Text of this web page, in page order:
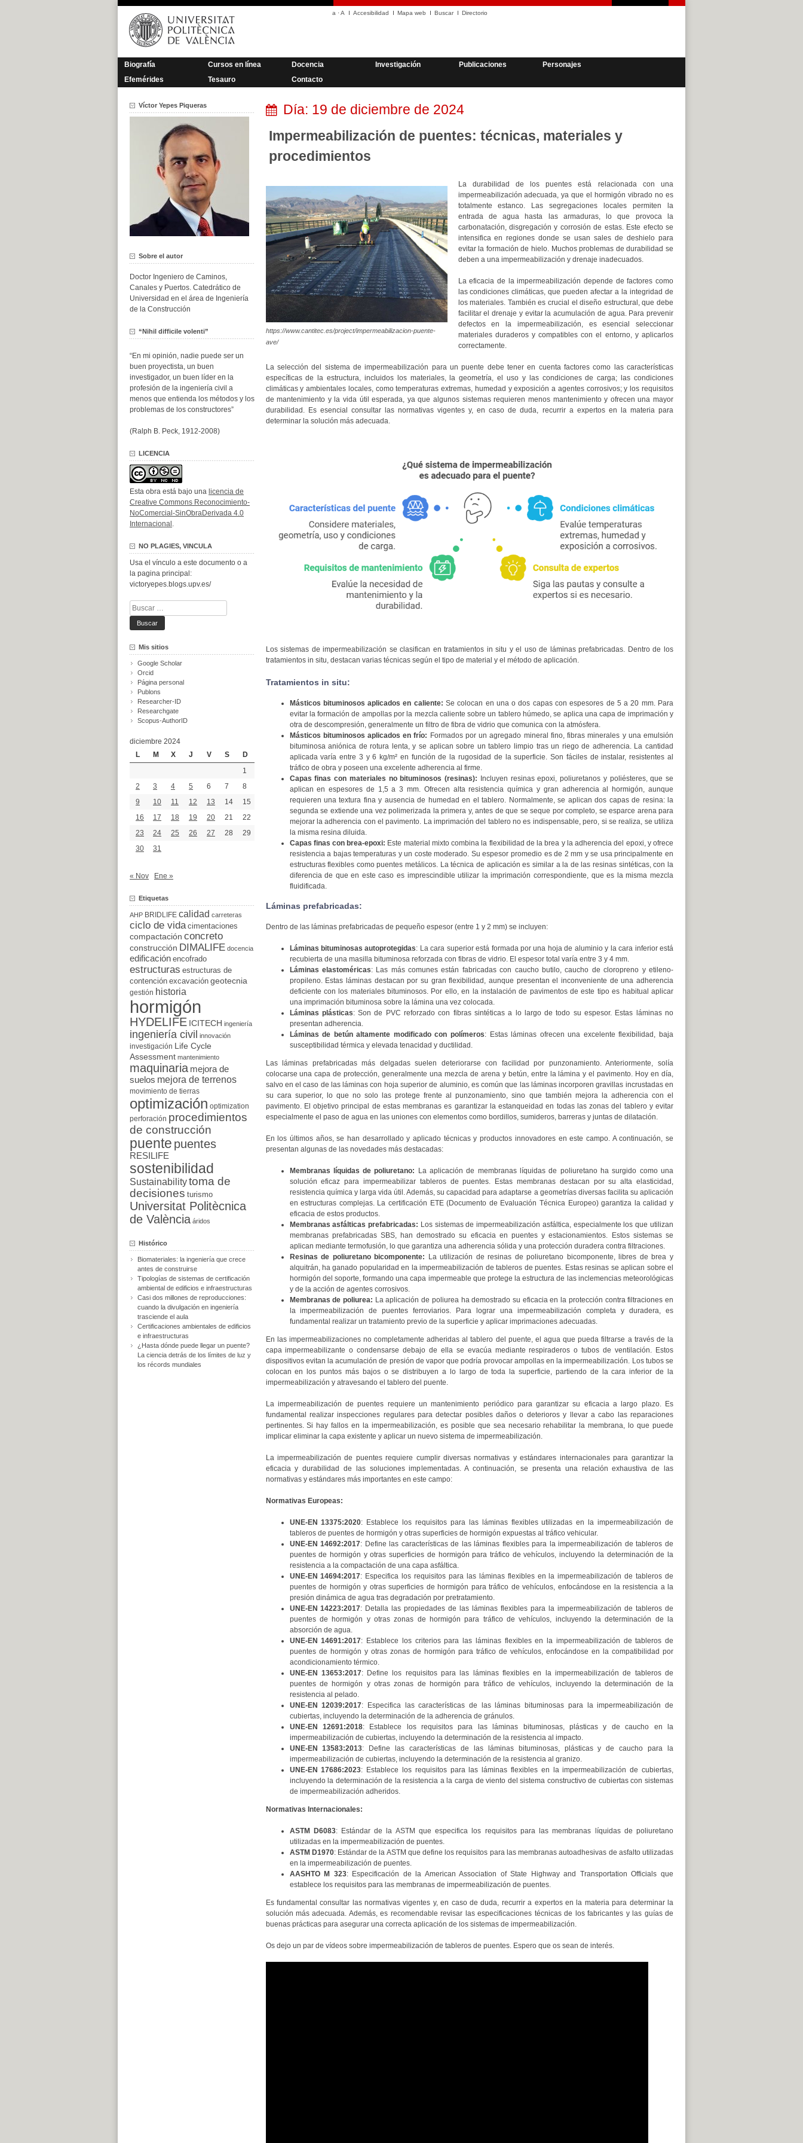
Saltar
contenido
a ·A Accesibilidad Mapa web Buscar Directorio
Biografía Cursos en línea Docencia Investigación Publicaciones
Personajes
Efemérides
Tesauro Contacto
Día: 19 de diciembre de 2024
Impermeabilización de puentes: técnicas, materiales y
procedimientos
https://www.cantitec.es/project/impermeabilizacion-puente-
ave/
La durabilidad de los puentes está relacionada con una
impermeabilización adecuada, ya que el hormigón vibrado no es
totalmente estanco. Las segregaciones locales permiten la
entrada de agua hasta las armaduras, lo que provoca la
carbonatación, disgregación y corrosión de estas. Este efecto se
intensifica en regiones donde se usan sales de deshielo para
evitar la formación de hielo. Muchos problemas de durabilidad se
deben a una impermeabilización y drenaje inadecuados.
La eficacia de la impermeabilización depende de factores como
las condiciones climáticas, que pueden afectar a la integridad de
los materiales. También es crucial el diseño estructural, que debe
facilitar el drenaje y evitar la acumulación de agua. Para prevenir
defectos en la impermeabilización, es esencial seleccionar
materiales duraderos y compatibles con el entorno, y aplicarlos
correctamente.
La selección del sistema de impermeabilización para un puente debe tener en cuenta factores como las características
específicas de la estructura, incluidos los materiales, la geometría, el uso y las condiciones de carga; las condiciones
climáticas y ambientales locales, como temperaturas extremas, humedad y exposición a agentes corrosivos; y los requisitos
de mantenimiento y la vida útil esperada, ya que algunos sistemas requieren menos mantenimiento y ofrecen una mayor
durabilidad. Es esencial consultar las normativas vigentes y, en caso de duda, recurrir a expertos en la materia para
determinar la solución más adecuada.
Los sistemas de impermeabilización se clasifican en tratamientos in situ y el uso de láminas prefabricadas. Dentro de los
tratamientos in situ, destacan varias técnicas según el tipo de material y el método de aplicación.
Tratamientos in situ:
Másticos bituminosos aplicados en caliente: Se colocan en una o dos capas con espesores de 5 a 20 mm. Para
evitar la formación de ampollas por la mezcla caliente sobre un tablero húmedo, se aplica una capa de imprimación y
otra de descompresión, generalmente un filtro de fibra de vidrio que comunica con la atmósfera.
Másticos bituminosos aplicados en frío: Formados por un agregado mineral fino, fibras minerales y una emulsión
bituminosa aniónica de rotura lenta, y se aplican sobre un tablero limpio tras un riego de adherencia. La cantidad
aplicada varía entre 3 y 6 kg/m² en función de la rugosidad de la superficie. Son fáciles de instalar, resistentes al
tráfico de obra y poseen una excelente adherencia al firme.
Capas finas con materiales no bituminosos (resinas): Incluyen resinas epoxi, poliuretanos y poliésteres, que se
aplican en espesores de 1,5 a 3 mm. Ofrecen alta resistencia química y gran adherencia al hormigón, aunque
requieren una textura fina y ausencia de humedad en el tablero. Normalmente, se aplican dos capas de resina: la
segunda se extiende una vez polimerizada la primera y, antes de que se seque por completo, se esparce arena para
mejorar la adherencia con el pavimento. La imprimación del tablero no es indispensable, pero, si se realiza, se utiliza
la misma resina diluida.
Capas finas con brea-epoxi: Este material mixto combina la flexibilidad de la brea y la adherencia del epoxi, y ofrece
resistencia a bajas temperaturas y un coste moderado. Su espesor promedio es de 2 mm y se usa principalmente en
estructuras flexibles como puentes metálicos. La técnica de aplicación es similar a la de las resinas sintéticas, con la
diferencia de que en este caso es imprescindible utilizar la imprimación correspondiente, que es la misma mezcla
fluidificada.
Láminas prefabricadas:
Dentro de las láminas prefabricadas de pequeño espesor (entre 1 y 2 mm) se incluyen:
Láminas bituminosas autoprotegidas: La cara superior está formada por una hoja de aluminio y la cara inferior está
recubierta de una masilla bituminosa reforzada con fibras de vidrio. El espesor total varía entre 3 y 4 mm.
Láminas elastoméricas: Las más comunes están fabricadas con caucho butilo, caucho de cloropreno y etileno-
propileno. Estas láminas destacan por su gran flexibilidad, aunque presentan el inconveniente de una adherencia
deficiente con los materiales bituminosos. Por ello, en la instalación de pavimentos de este tipo es habitual aplicar
una imprimación bituminosa sobre la lámina una vez colocada.
Láminas plásticas: Son de PVC reforzado con fibras sintéticas a lo largo de todo su espesor. Estas láminas no
presentan adherencia.
Láminas de betún altamente modificado con polímeros: Estas láminas ofrecen una excelente flexibilidad, baja
susceptibilidad térmica y elevada tenacidad y ductilidad.
Las láminas prefabricadas más delgadas suelen deteriorarse con facilidad por punzonamiento. Anteriormente, solía
colocarse una capa de protección, generalmente una mezcla de arena y betún, entre la lámina y el pavimento. Hoy en día,
salvo en el caso de las láminas con hoja superior de aluminio, es común que las láminas incorporen gravillas incrustadas en
su cara superior, lo que no solo las protege frente al punzonamiento, sino que también mejora la adherencia con el
pavimento. El objetivo principal de estas membranas es garantizar la estanqueidad en todas las zonas del tablero y evitar
especialmente el paso de agua en las uniones con elementos como bordillos, sumideros, barreras y juntas de dilatación.
En los últimos años, se han desarrollado y aplicado técnicas y productos innovadores en este campo. A continuación, se
presentan algunas de las novedades más destacadas:
Membranas líquidas de poliuretano: La aplicación de membranas líquidas de poliuretano ha surgido como una
solución eficaz para impermeabilizar tableros de puentes. Estas membranas destacan por su alta elasticidad,
resistencia química y larga vida útil. Además, su capacidad para adaptarse a geometrías diversas facilita su aplicación
en estructuras complejas. La certificación ETE (Documento de Evaluación Técnica Europeo) garantiza la calidad y
eficacia de estos productos.
Membranas asfálticas prefabricadas: Los sistemas de impermeabilización asfáltica, especialmente los que utilizan
membranas prefabricadas SBS, han demostrado su eficacia en puentes y estacionamientos. Estos sistemas se
aplican mediante termofusión, lo que garantiza una adherencia sólida y una protección duradera contra filtraciones.
Resinas de poliuretano bicomponente: La utilización de resinas de poliuretano bicomponente, libres de brea y
alquitrán, ha ganado popularidad en la impermeabilización de tableros de puentes. Estas resinas se aplican sobre el
hormigón del soporte, formando una capa impermeable que protege la estructura de las inclemencias meteorológicas
y de la acción de agentes corrosivos.
Membranas de poliurea: La aplicación de poliurea ha demostrado su eficacia en la protección contra filtraciones en
la impermeabilización de puentes ferroviarios. Para lograr una impermeabilización completa y duradera, es
fundamental realizar un tratamiento previo de la superficie y aplicar imprimaciones adecuadas.
En las impermeabilizaciones no completamente adheridas al tablero del puente, el agua que pueda filtrarse a través de la
capa impermeabilizante o condensarse debajo de ella se evacúa mediante respiraderos o tubos de ventilación. Estos
dispositivos evitan la acumulación de presión de vapor que podría provocar ampollas en la impermeabilización. Los tubos se
colocan en los puntos más bajos o se distribuyen a lo largo de toda la superficie, partiendo de la cara inferior de la
impermeabilización y atravesando el tablero del puente.
La impermeabilización de puentes requiere un mantenimiento periódico para garantizar su eficacia a largo plazo. Es
fundamental realizar inspecciones regulares para detectar posibles daños o deterioros y llevar a cabo las reparaciones
pertinentes. Si hay fallos en la impermeabilización, es posible que sea necesario rehabilitar la membrana, lo que puede
implicar eliminar la capa existente y aplicar un nuevo sistema de impermeabilización.
La impermeabilización de puentes requiere cumplir diversas normativas y estándares internacionales para garantizar la
eficacia y durabilidad de las soluciones implementadas. A continuación, se presenta una relación exhaustiva de las
normativas y estándares más importantes en este campo:
Normativas Europeas:
UNE-EN 13375:2020: Establece los requisitos para las láminas flexibles utilizadas en la impermeabilización de
tableros de puentes de hormigón y otras superficies de hormigón expuestas al tráfico vehicular.
UNE-EN 14692:2017: Define las características de las láminas flexibles para la impermeabilización de tableros de
puentes de hormigón y otras superficies de hormigón para tráfico de vehículos, incluyendo la determinación de la
resistencia a la compactación de una capa asfáltica.
UNE-EN 14694:2017: Especifica los requisitos para las láminas flexibles en la impermeabilización de tableros de
puentes de hormigón y otras superficies de hormigón para tráfico de vehículos, enfocándose en la resistencia a la
presión dinámica de agua tras degradación por pretratamiento.
UNE-EN 14223:2017: Detalla las propiedades de las láminas flexibles para la impermeabilización de tableros de
puentes de hormigón y otras zonas de hormigón para tráfico de vehículos, incluyendo la determinación de la
absorción de agua.
UNE-EN 14691:2017: Establece los criterios para las láminas flexibles en la impermeabilización de tableros de
puentes de hormigón y otras zonas de hormigón para tráfico de vehículos, enfocándose en la compatibilidad por
acondicionamiento térmico.
UNE-EN 13653:2017: Define los requisitos para las láminas flexibles en la impermeabilización de tableros de
puentes de hormigón y otras zonas de hormigón para tráfico de vehículos, incluyendo la determinación de la
resistencia al pelado.
UNE-EN 12039:2017: Especifica las características de las láminas bituminosas para la impermeabilización de
cubiertas, incluyendo la determinación de la adherencia de gránulos.
UNE-EN 12691:2018: Establece los requisitos para las láminas bituminosas, plásticas y de caucho en la
impermeabilización de cubiertas, incluyendo la determinación de la resistencia al impacto.
UNE-EN 13583:2013: Define las características de las láminas bituminosas, plásticas y de caucho para la
impermeabilización de cubiertas, incluyendo la determinación de la resistencia al granizo.
UNE-EN 17686:2023: Establece los requisitos para las láminas flexibles en la impermeabilización de cubiertas,
incluyendo la determinación de la resistencia a la carga de viento del sistema constructivo de cubiertas con sistemas
de impermeabilización adheridos.
Normativas Internacionales:
ASTM D6083: Estándar de la ASTM que especifica los requisitos para las membranas líquidas de poliuretano
utilizadas en la impermeabilización de puentes.
ASTM D1970: Estándar de la ASTM que define los requisitos para las membranas autoadhesivas de asfalto utilizadas
en la impermeabilización de puentes.
AASHTO M 323: Especificación de la American Association of State Highway and Transportation Officials que
establece los requisitos para las membranas de impermeabilización de puentes.
Es fundamental consultar las normativas vigentes y, en caso de duda, recurrir a expertos en la materia para determinar la
solución más adecuada. Además, es recomendable revisar las especificaciones técnicas de los fabricantes y las guías de
buenas prácticas para asegurar una correcta aplicación de los sistemas de impermeabilización.
Os dejo un par de vídeos sobre impermeabilización de tableros de puentes. Espero que os sean de interés.
Víctor Yepes Piqueras
Sobre el autor
Doctor Ingeniero de Caminos,
Canales y Puertos. Catedrático de
Universidad en el área de Ingeniería
de la Construcción
“Nihil difficile volenti”
“En mi opinión, nadie puede ser un
buen proyectista, un buen
investigador, un buen líder en la
profesión de la ingeniería civil a
menos que entienda los métodos y los
problemas de los constructores”
(Ralph B. Peck, 1912-2008)
LICENCIA
Esta obra está bajo una licencia de
Creative Commons Reconocimiento-
NoComercial-SinObraDerivada 4.0
Internacional .
NO PLAGIES, VINCULA
Usa el vínculo a este documento o a
la pagina principal:
victoryepes.blogs.upv.es/
Buscar:
Mis sitios
Google Scholar
Orcid
Página personal
Publons
Researcher-ID
Researchgate
Scopus-AuthorID
diciembre 2024
L
M X J V S
D
1
2
3 4 5 6 7
8
9
10 11 12 13 14
15
16
17 18 19 20 21
22
23
24 25 26 27 28
29
30
31
« Nov Ene »
Etiquetas
AHP BRIDLIFE calidad carreteras
ciclo de vida cimentaciones
compactación concreto
construcción DIMALIFE docencia
edificación encofrado
estructuras estructuras de
contención excavación geotecnia
gestión historia
hormigón
HYDELIFE ICITECH ingeniería
ingeniería civil innovación
investigación
Life Cycle
Assessment mantenimiento
maquinaria mejora de
suelos mejora de terrenos
movimiento de tierras
optimización optimization
perforación procedimientos
de construcción
puente puentes
RESILIFE
sostenibilidad
Sustainabilitytoma de
decisiones turismo
Universitat Politècnica
de València áridos
Histórico
Biomateriales: la ingeniería que crece
antes de construirse
Tipologías de sistemas de certificación
ambiental de edificios e infraestructuras
Casi dos millones de reproducciones:
cuando la divulgación en ingeniería
trasciende el aula
Certificaciones ambientales de edificios
e infraestructuras
¿Hasta dónde puede llegar un puente?
La ciencia detrás de los límites de luz y
los récords mundiales